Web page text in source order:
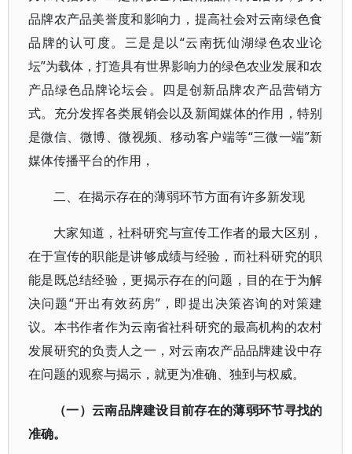
品牌农产品美誉度和影响力，提高社会对云南绿色食
品牌的认可度。三是是以“云南抚仙湖绿色农业论
坛”为载体，打造具有世界影响力的绿色农业发展和农
产品绿色品牌论坛会。四是创新品牌农产品营销方
式。充分发挥各类展销会以及新闻媒体的作用，特别
是微信、微博、微视频、移动客户端等“三微一端”新
媒体传播平台的作用，
二、在揭示存在的薄弱环节方面有许多新发现
大家知道，社科研究与宣传工作者的最大区别，
在于宣传的职能是讲够成绩与经验，而社科研究的职
能是既总结经验，更揭示存在的问题，目的在于为解
决问题“开出有效药房”，即提出决策咨询的对策建
议。本书作者作为云南省社科研究的最高机构的农村
发展研究的负责人之一，对云南农产品品牌建设中存
在问题的观察与揭示，就更为准确、独到与权威。
（一）云南品牌建设目前存在的薄弱环节寻找的
准确。